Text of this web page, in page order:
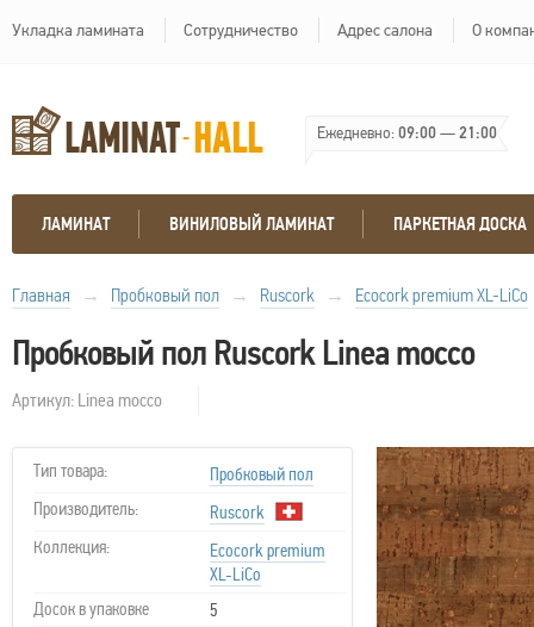
Укладка ламината Сотрудничество Адрес салона О
Ежедневно:09:00—21:00
ЛАМИНАТ ВИНИЛОВЫЙ ЛАМИНАТ ПАРКЕТНАЯ ДОСКА
Главная → Пробковый пол → Ruscork → Ecocork premium XL-LiCo
Пробковый пол Ruscork Linea mocco
Артикул: Linea mocco
Тип товара:
Пробковый пол
Производитель:
Ruscork
Коллекция:
Ecocork premium
XL-LiCo
Досок в упаковке
5